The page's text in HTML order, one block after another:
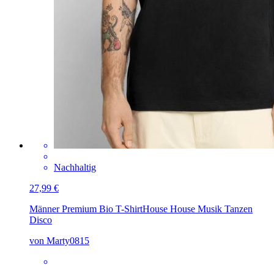
Nachhaltig
27,99 €
Männer Premium Bio T-ShirtHouse House Musik Tanzen
Disco
von Marty0815